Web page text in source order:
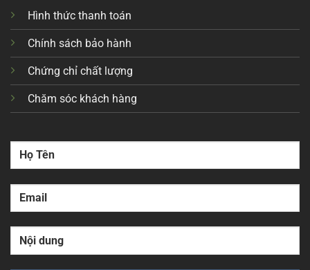
Hình thức thanh toán
Chính sách bảo hành
Chứng chỉ chất lượng
Chăm sóc khách hàng